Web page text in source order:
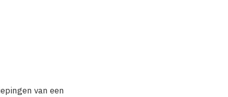
van een